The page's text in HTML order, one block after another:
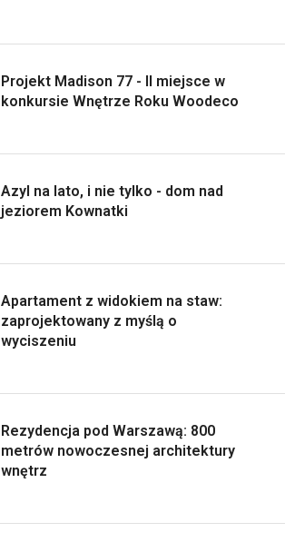
Projekt Madison 77 - II miejsce w
konkursie Wnętrze Roku Woodeco
Azyl na lato, i nie tylko - dom nad
jeziorem Kownatki
Apartament z widokiem na staw:
zaprojektowany z myślą o
wyciszeniu
Rezydencja pod Warszawą: 800
metrów nowoczesnej architektury
wnętrz